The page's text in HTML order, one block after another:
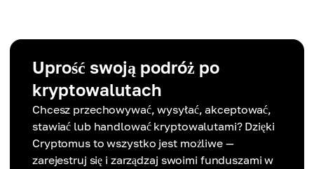
Uprość swoją podróż po
kryptowalutach
Chcesz przechowywać, wysyłać, akceptować,
stawiać lub handlować kryptowalutami? Dzięki
Cryptomus to wszystko jest możliwe —
zarejestruj się i zarządzaj swoimi funduszami w